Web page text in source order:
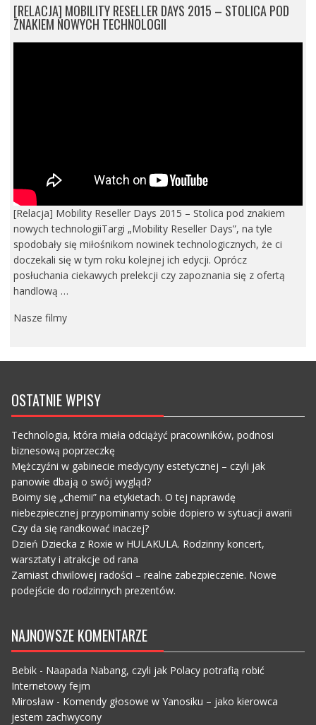
[RELACJA] MOBILITY RESELLER DAYS 2015 – STOLICA POD
ZNAKIEM NOWYCH TECHNOLOGII
[Relacja] Mobility Reseller Days 2015 – Stolica pod znakiem
nowych technologiiTargi „Mobility Reseller Days”, na tyle
spodobały się miłośnikom nowinek technologicznych, że ci
doczekali się w tym roku kolejnej ich edycji. Oprócz
posłuchania ciekawych prelekcji czy zapoznania się z ofertą
handlową …
Nasze filmy
OSTATNIE WPISY
Technologia, która miała odciążyć pracowników, podnosi
biznesową poprzeczkę
Mężczyźni w gabinecie medycyny estetycznej – czyli jak
panowie dbają o swój wygląd?
Boimy się „chemii” na etykietach. O tej naprawdę
niebezpiecznej przypominamy sobie dopiero w sytuacji awarii
Czy da się randkować inaczej?
Dzień Dziecka z Roxie w HULAKULA. Rodzinny koncert,
warsztaty i atrakcje od rana
Zamiast chwilowej radości – realne zabezpieczenie. Nowe
podejście do rodzinnych prezentów.
NAJNOWSZE KOMENTARZE
Bebik- Naapada Nabang, czyli jak Polacy potrafią robić
Internetowy fejm
Mirosław- Komendy głosowe w Yanosiku – jako kierowca
jestem zachwycony